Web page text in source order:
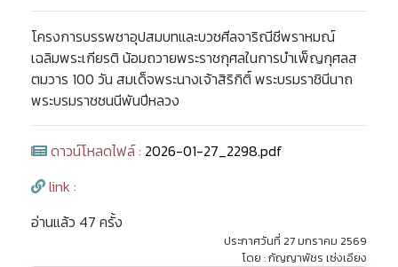
โครงการบรรพชาอุปสมบทและบวชศีลจาริณีชีพราหมณ์
เฉลิมพระเกียรติ น้อมถวายพระราชกุศลในการบำเพ็ญกุศลส
ตมวาร 100 วัน สมเด็จพระนางเจ้าสิริกิติ์ พระบรมราชินีนาถ
พระบรมราชชนนีพันปีหลวง
ดาวน์โหลดไฟล์ : 2026-01-27_2298.pdf
link :
อ่านแล้ว 47 ครั้ง
ประกาศวันที่ 27 มกราคม 2569
โดย : กัญญาพัชร เซ่งเอียง